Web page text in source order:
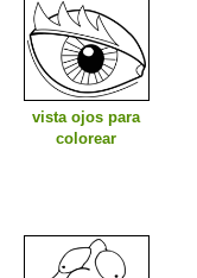
vista ojos para
colorear